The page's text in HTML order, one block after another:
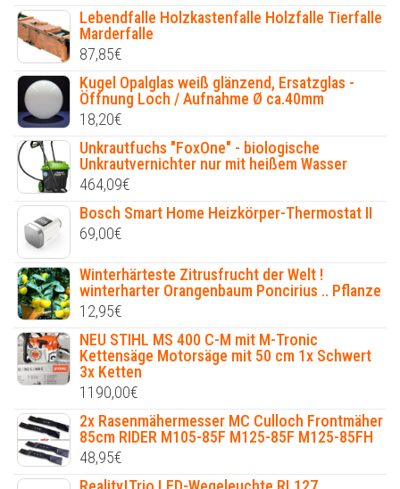
Lebendfalle Holzkastenfalle Holzfalle Tierfalle
Marderfalle
87,85€
Kugel Opalglas weiß glänzend, Ersatzglas -
Öffnung Loch / Aufnahme Ø ca.40mm
18,20€
Unkrautfuchs "FoxOne" - biologische
Unkrautvernichter nur mit heißem Wasser
464,09€
Bosch Smart Home Heizkörper-Thermostat II
69,00€
Winterhärteste Zitrusfrucht der Welt !
winterharter Orangenbaum Poncirius .. Pflanze
12,95€
NEU STIHL MS 400 C-M mit M-Tronic
Kettensäge Motorsäge mit 50 cm 1x Schwert
3x Ketten
1190,00€
2x Rasenmähermesser MC Culloch Frontmäher
85cm RIDER M105-85F M125-85F M125-85FH
48,95€